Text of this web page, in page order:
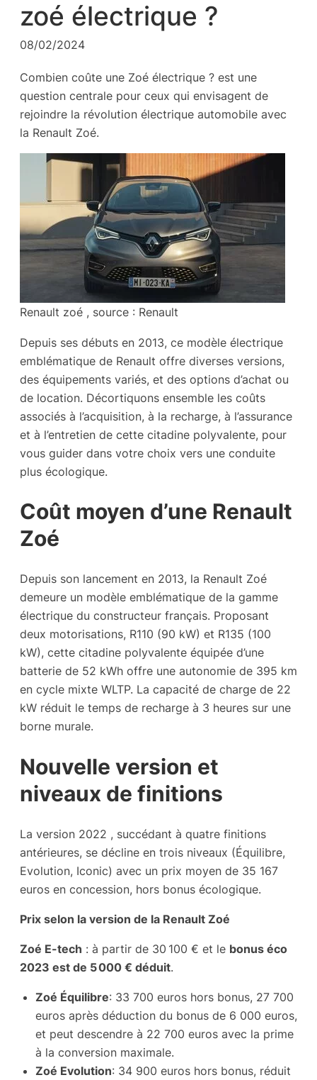
zoé électrique ?
08/02/2024
Combien coûte une Zoé électrique ? est une
question centrale pour ceux qui envisagent de
rejoindre la révolution électrique automobile avec
la Renault Zoé.
Renault zoé , source : Renault
Depuis ses débuts en 2013, ce modèle électrique
emblématique de Renault offre diverses versions,
des équipements variés, et des options d’achat ou
de location. Décortiquons ensemble les coûts
associés à l’acquisition, à la recharge, à l’assurance
et à l’entretien de cette citadine polyvalente, pour
vous guider dans votre choix vers une conduite
plus écologique.
Coût moyen d’une Renault
Zoé
Depuis son lancement en 2013, la Renault Zoé
demeure un modèle emblématique de la gamme
électrique du constructeur français. Proposant
deux motorisations, R110 (90 kW) et R135 (100
kW), cette citadine polyvalente équipée d’une
batterie de 52 kWh offre une autonomie de 395 km
en cycle mixte WLTP. La capacité de charge de 22
kW réduit le temps de recharge à 3 heures sur une
borne murale.
Nouvelle version et
niveaux de finitions
La version 2022 , succédant à quatre finitions
antérieures, se décline en trois niveaux (Équilibre,
Evolution, Iconic) avec un prix moyen de 35 167
euros en concession, hors bonus écologique.
Prix selon la version de la Renault Zoé
Zoé E-tech : à partir de 30 100 € et le bonus éco
2023 est de 5 000 € déduit.
Zoé Équilibre: 33 700 euros hors bonus, 27 700
euros après déduction du bonus de 6 000 euros,
et peut descendre à 22 700 euros avec la prime
à la conversion maximale.
Zoé Evolution: 34 900 euros hors bonus, réduit